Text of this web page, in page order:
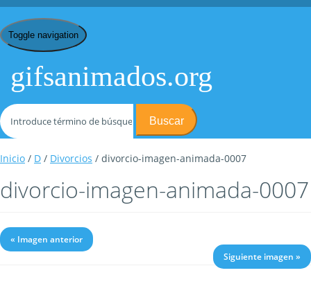
Toggle navigation
gifsanimados.org
Buscar
Inicio / D / Divorcios / divorcio-imagen-animada-0007
divorcio-imagen-animada-0007
« Imagen anterior
Siguiente imagen »